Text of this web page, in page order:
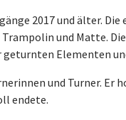
2017 und älter.
und Matte.
Elementen
und Turner. Er
endete.